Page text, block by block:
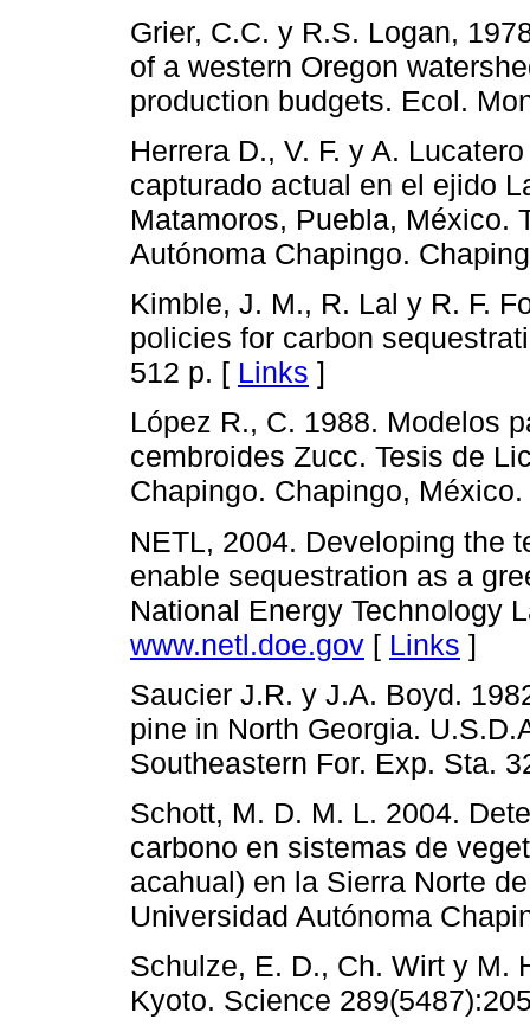
Grier, C.C. y R.S. Logan,
of a western Oregon
production budgets. Ecol.
Herrera D., V. F. y A.
capturado actual en el ejido
Matamoros, Puebla, México.
Autónoma Chapingo.
Kimble, J. M., R. Lal y R. F.
policies for carbon
512 p. [ Links ]
López R., C. 1988. Modelos
cembroides Zucc. Tesis de
Chapingo. Chapingo,
NETL, 2004. Developing the
enable sequestration as a
National Energy Technology
www.netl.doe.gov [ Links ]
Saucier J.R. y J.A. Boyd.
pine in North Georgia.
Southeastern For. Exp. Sta.
Schott, M. D. M. L. 2004.
carbono en sistemas de
acahual) en la Sierra Norte
Universidad Autónoma
Schulze, E. D., Ch. Wirt y M.
Kyoto. Science